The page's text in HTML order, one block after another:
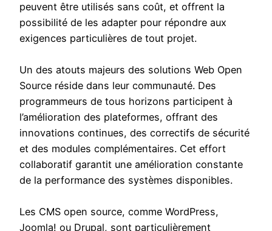
peuvent être utilisés sans coût, et offrent la
possibilité de les adapter pour répondre aux
exigences particulières de tout projet.
Un des atouts majeurs des solutions Web Open
Source réside dans leur communauté. Des
programmeurs de tous horizons participent à
l’amélioration des plateformes, offrant des
innovations continues, des correctifs de sécurité
et des modules complémentaires. Cet effort
collaboratif garantit une amélioration constante
de la performance des systèmes disponibles.
Les CMS open source, comme WordPress,
Joomla! ou Drupal, sont particulièrement